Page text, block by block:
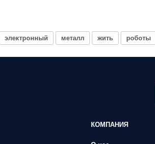
электронный металл жить роботы
КОМПАНИЯ